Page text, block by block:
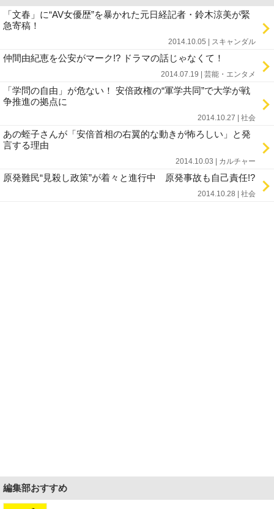
「文春」に“AV女優歴”を暴かれた元日経記者・鈴木涼美が緊
急寄稿！
2014.10.05 | スキャンダル
仲間由紀恵を公安がマーク!? ドラマの話じゃなくて！
2014.07.19 | 芸能・エンタメ
「学問の自由」が危ない！ 安倍政権の“軍学共同”で大学が戦
争推進の拠点に
2014.10.27 | 社会
あの蛭子さんが「安倍首相の右翼的な動きが怖ろしい」と発
言する理由
2014.10.03 | カルチャー
原発難民“見殺し政策”が着々と進行中 原発事故も自己責任!?
2014.10.28 | 社会
編集部おすすめ